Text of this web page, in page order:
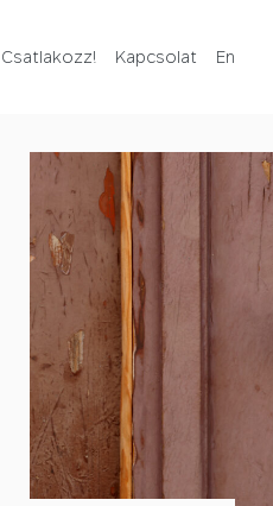
Csatlakozz! Kapcsolat En
Csatlakozz!
Kapcsolat